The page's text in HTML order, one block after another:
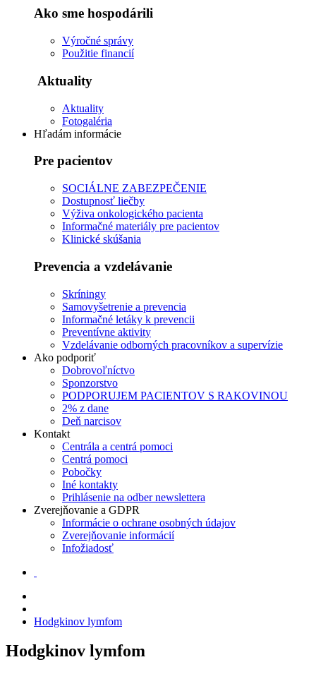
Ako sme hospodárili
Výročné správy
Použitie financií
Aktuality
Aktuality
Fotogaléria
Hľadám informácie
Pre pacientov
SOCIÁLNE ZABEZPEČENIE
Dostupnosť liečby
Výživa onkologického pacienta
Informačné materiály pre pacientov
Klinické skúšania
Prevencia a vzdelávanie
Skríningy
Samovyšetrenie a prevencia
Informačné letáky k prevencii
Preventívne aktivity
Vzdelávanie odborných pracovníkov a supervízie
Ako podporiť
Dobrovoľníctvo
Sponzorstvo
PODPORUJEM PACIENTOV S RAKOVINOU
2% z dane
Deň narcisov
Kontakt
Centrála a centrá pomoci
Centrá pomoci
Pobočky
Iné kontakty
Prihlásenie na odber newslettera
Zverejňovanie a GDPR
Informácie o ochrane osobných údajov
Zverejňovanie informácií
Infožiadosť
Hodgkinov lymfom
Hodgkinov lymfom